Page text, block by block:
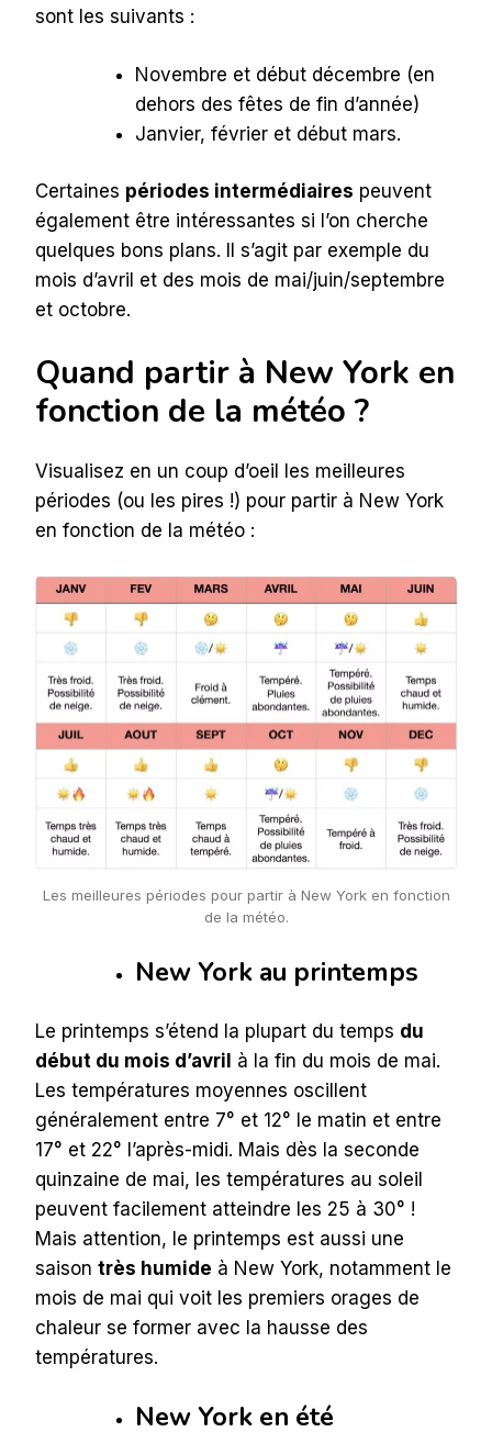
sont les suivants :
Novembre et début décembre (en
dehors des fêtes de fin d’année)
Janvier, février et début mars.
Certaines périodes intermédiaires peuvent
également être intéressantes si l’on cherche
quelques bons plans. Il s’agit par exemple du
mois d’avril et des mois de mai/juin/septembre
et octobre.
Quand partir à New York en
fonction de la météo ?
Visualisez en un coup d’oeil les meilleures
périodes (ou les pires !) pour partir à New York
en fonction de la météo :
Les meilleures périodes pour partir à New York en fonction
de la météo.
New York au printemps
Le printemps s’étend la plupart du temps du
début du mois d’avril à la fin du mois de mai.
Les températures moyennes oscillent
généralement entre 7° et 12° le matin et entre
17° et 22° l’après-midi. Mais dès la seconde
quinzaine de mai, les températures au soleil
peuvent facilement atteindre les 25 à 30° !
Mais attention, le printemps est aussi une
saison très humide à New York, notamment le
mois de mai qui voit les premiers orages de
chaleur se former avec la hausse des
températures.
New York en été